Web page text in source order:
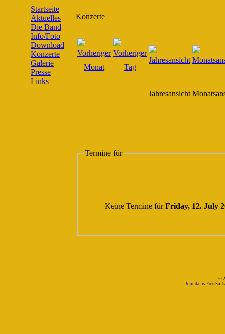
Startseite
Aktuelles
Die Band
Info/Foto
Download
Konzerte
Galerie
Presse
Links
Konzerte
Jahresansicht
Termine für
Keine Termine fürFriday, 12. July
©
Joomla! is Free